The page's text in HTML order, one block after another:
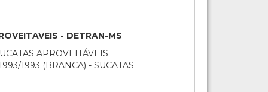
- DETRAN-MS
APROVEITÁVEIS
1993 (BRANCA) - SUCATAS